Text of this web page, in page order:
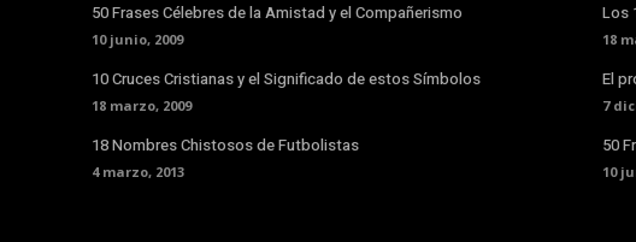
50 Frases Célebres de la Amistad y el Compañerismo
10 junio, 2009
10 Cruces Cristianas y el Significado de estos Símbolos
18 marzo, 2009
18 Nombres Chistosos de Futbolistas
4 marzo, 2013
Los
18
El
7
50
10